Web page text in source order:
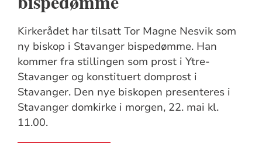
Kirkerådet har tilsatt Tor Magne Nesvik som
ny biskop i Stavanger bispedømme. Han
kommer fra stillingen som prost i Ytre-
Stavanger og konstituert domprost i
Stavanger. Den nye biskopen presenteres i
Stavanger domkirke i morgen, 22. mai kl.
11.00.